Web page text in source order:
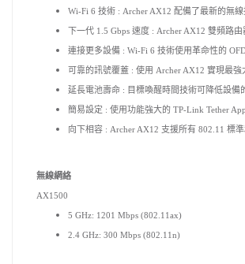
Wi-Fi 6 技術 : Archer AX12 配備了最新的無
下一代 1.5 Gbps 速度 : Archer AX12 雙頻路
連接更多設備 : Wi-Fi 6 技術使用革命性的
可靠的訊號覆蓋 : 使用 Archer AX12 實現最
延長電池壽命 : 目標喚醒時間技術可降低設備
簡易設定 : 使用功能強大的 TP-Link Tether
向下相容 : Archer AX12 支援所有 802.11 標準
無線網絡
AX1500
5 GHz: 1201 Mbps (802.11ax)
2.4 GHz: 300 Mbps (802.11n)